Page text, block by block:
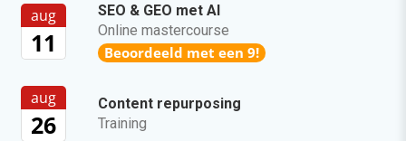
aug
11
SEO & GEO met AI
Online mastercourse
Beoordeeld met een 9!
aug
26
Content repurposing
Training